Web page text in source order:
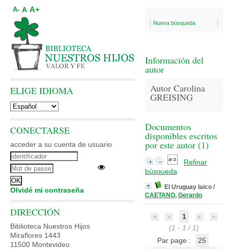
Nueva búsqueda
Información del
autor
Autor Carolina
GREISING
Documentos
disponibles escritos
por este autor (1)
Refinar
búsqueda
El Uruguay laico /
CAETANO, Gerardo
1
(1 - 1 / 1)
Par page :
25
A- A A+
ELIGE IDIOMA
CONECTARSE
acceder a su cuenta de usuario
Olvidé mi contraseña
DIRECCIÓN
Biblioteca Nuestros Hijos
Miraflores 1443
11500 Montevideo